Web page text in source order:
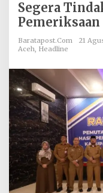
Hasil
Segera
Baratapost.com
21
Aceh, Headline